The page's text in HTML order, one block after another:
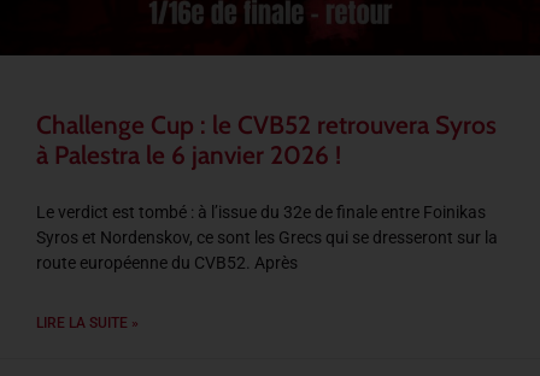
Challenge Cup : le CVB52 retrouvera Syros
à Palestra le 6 janvier 2026 !
Le verdict est tombé : à l’issue du 32e de finale entre Foinikas
Syros et Nordenskov, ce sont les Grecs qui se dresseront sur la
route européenne du CVB52. Après
LIRE LA SUITE »